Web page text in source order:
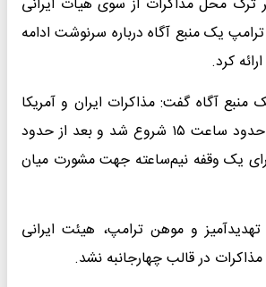
محل مذاکرات از سوی هیات ایرانی
یک منبع آگاه درباره سرنوشت ادامه
کرد.
منبع آگاه گفت: مذاکرات ایران و آمریکا
در قالب چهارجانبه، حدود ساعت ۱۵ شروع شد و بعد از حدود
یک وقفه نیم‌ساعته جهت مشورت میان
تهدیدآمیز و موهن ترامپ، هیئت ایرانی
در قالب چهارجانبه نشد.